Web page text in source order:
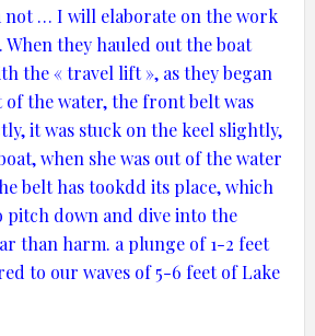
not … I will elaborate on the work
When they hauled outthe boat
the«travel lift », as they began
of thewater,the front beltwas
, itwas stuck on the keel slightly,
when she was out of the water
belt has tookdd its place,which
pitch down and dive into the
than harm. a plunge of1-2 feet
to our waves of 5-6 feet of Lake